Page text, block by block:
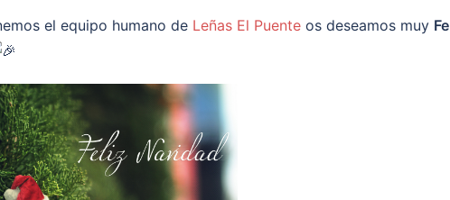
el equipo humano de Leñas El Puente os deseamos muy